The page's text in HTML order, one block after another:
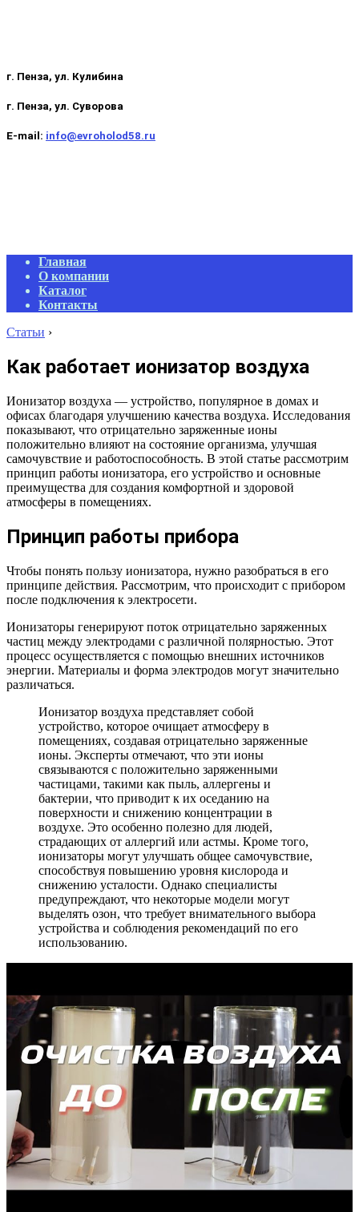
г. Пенза, ул. Кулибина
г. Пенза, ул. Суворова
E-mail: info@evroholod58.ru
Primary
Navigation
Menu
Главная
О компании
Каталог
Контакты
Статьи ›
Как работает ионизатор воздуха
Ионизатор воздуха — устройство, популярное в домах и
офисах благодаря улучшению качества воздуха. Исследования
показывают, что отрицательно заряженные ионы
положительно влияют на состояние организма, улучшая
самочувствие и работоспособность. В этой статье рассмотрим
принцип работы ионизатора, его устройство и основные
преимущества для создания комфортной и здоровой
атмосферы в помещениях.
Принцип работы прибора
Чтобы понять пользу ионизатора, нужно разобраться в его
принципе действия. Рассмотрим, что происходит с прибором
после подключения к электросети.
Ионизаторы генерируют поток отрицательно заряженных
частиц между электродами с различной полярностью. Этот
процесс осуществляется с помощью внешних источников
энергии. Материалы и форма электродов могут значительно
различаться.
Ионизатор воздуха представляет собой
устройство, которое очищает атмосферу в
помещениях, создавая отрицательно заряженные
ионы. Эксперты отмечают, что эти ионы
связываются с положительно заряженными
частицами, такими как пыль, аллергены и
бактерии, что приводит к их оседанию на
поверхности и снижению концентрации в
воздухе. Это особенно полезно для людей,
страдающих от аллергий или астмы. Кроме того,
ионизаторы могут улучшать общее самочувствие,
способствуя повышению уровня кислорода и
снижению усталости. Однако специалисты
предупреждают, что некоторые модели могут
выделять озон, что требует внимательного выбора
устройства и соблюдения рекомендаций по его
использованию.